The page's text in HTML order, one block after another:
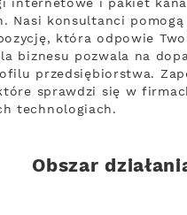
internetowe i pakiet
Nasi konsultanci
która odpowie
biznesu pozwala na
przedsiębiorstwa.
sprawdzi się w
technologiach.
Obszar